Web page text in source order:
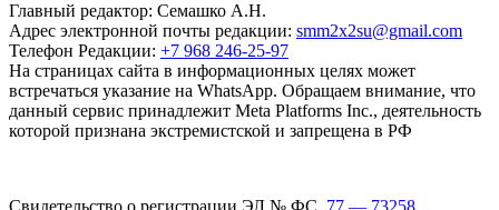
Главный редактор: Семашко А.Н.
Адрес электронной почты редакции: smm2x2su@gmail.com
Телефон Редакции: +7 968 246-25-97
На страницах сайта в информационных целях может
встречаться указание на WhatsApp. Обращаем внимание, что
данный сервис принадлежит Meta Platforms Inc., деятельность
которой признана экстремистской и запрещена в РФ
Свидетельство о регистрации ЭЛ № ФС 77 — 73258